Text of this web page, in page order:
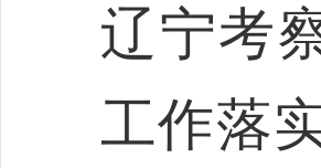
辽宁考
工作落